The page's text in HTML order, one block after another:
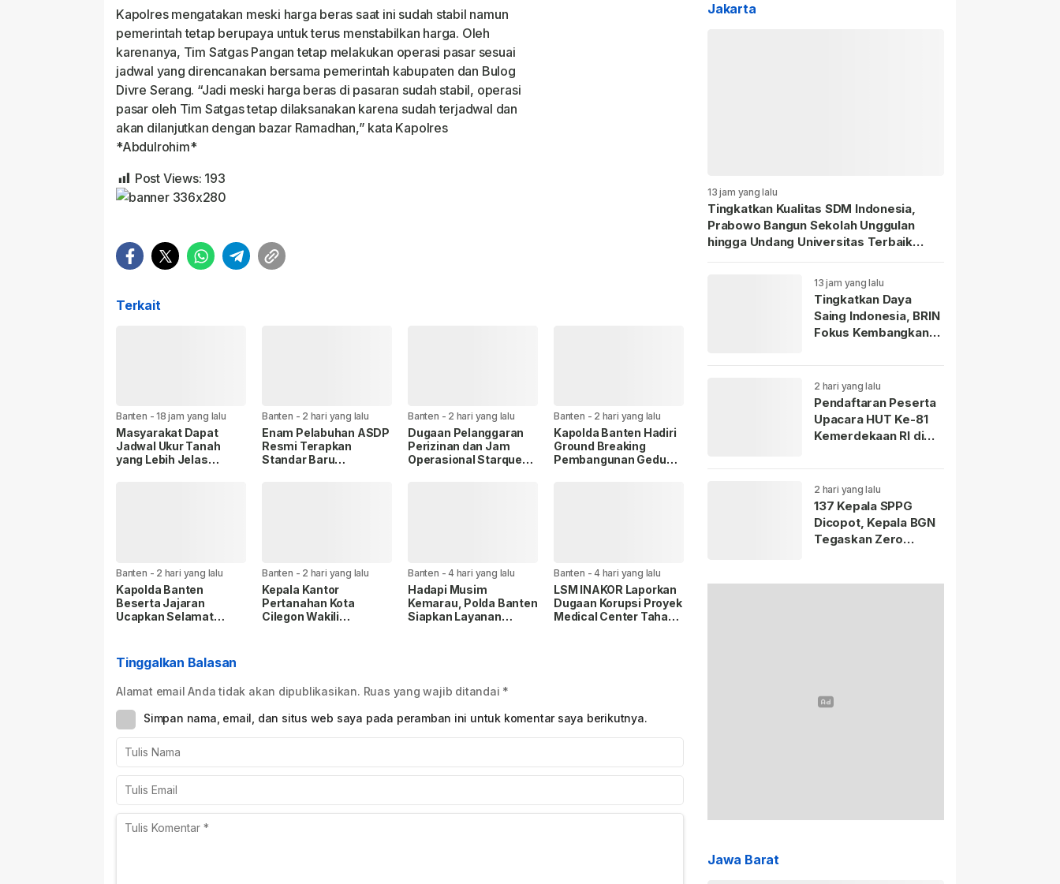
Kapolres mengatakan meski harga beras saat ini sudah stabil namun
pemerintah tetap berupaya untuk terus menstabilkan harga. Oleh
karenanya, Tim Satgas Pangan tetap melakukan operasi pasar sesuai
jadwal yang direncanakan bersama pemerintah kabupaten dan Bulog
Divre Serang. “Jadi meski harga beras di pasaran sudah stabil, operasi
pasar oleh Tim Satgas tetap dilaksanakan karena sudah terjadwal dan
akan dilanjutkan dengan bazar Ramadhan,” kata Kapolres
*Abdulrohim*
Post Views: 193
Terkait
Banten -18 jam yang lalu
Masyarakat Dapat
Jadwal Ukur Tanah
yang Lebih Jelas
Banten - 2 hari yang lalu
Enam Pelabuhan ASDP
Resmi Terapkan
Standar Baru
Banten - 2 hari yang lalu
Dugaan Pelanggaran
Perizinan dan Jam
Operasional Starquen
Banten - 2 hari yang lalu
Kapolda Banten Hadiri
Ground Breaking
Pembangunan Gedung
Banten - 2 hari yang lalu
Kapolda Banten
Beserta Jajaran
Ucapkan Selamat
TNI Agus Subiyanto
Banten - 2 hari yang lalu
Kepala Kantor
Pertanahan Kota
Cilegon Wakili
Banten -4 hari yang lalu
Hadapi Musim
Kemarau, Polda Banten
Siapkan Layanan
Banten -4 hari yang lalu
LSM INAKOR Laporkan
Dugaan Korupsi Proyek
Medical Center Tahap II
Tinggalkan Balasan
Alamat email Anda tidak akan dipublikasikan. Ruas yang wajib ditandai *
Simpan nama, email, dan situs web saya pada peramban ini untuk komentar saya berikutnya.
Jakarta
13 jam yang lalu
Tingkatkan Kualitas SDM Indonesia,
Prabowo Bangun Sekolah Unggulan
hingga Undang Universitas Terbaik
13 jam yang lalu
Tingkatkan Daya
Saing Indonesia, BRIN
Fokus Kembangkan
2 hari yang lalu
Pendaftaran Peserta
Upacara HUT Ke-81
Kemerdekaan RI di
5 Agustus 2026.
2 hari yang lalu
137 Kepala SPPG
Dicopot, Kepala BGN
Tegaskan Zero
Jawa Barat